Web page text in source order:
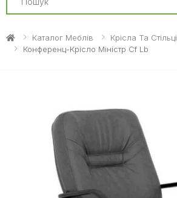
Каталог Меблів Крісла Та Стільці
Конференц-Крісло Міністр Cf Lb